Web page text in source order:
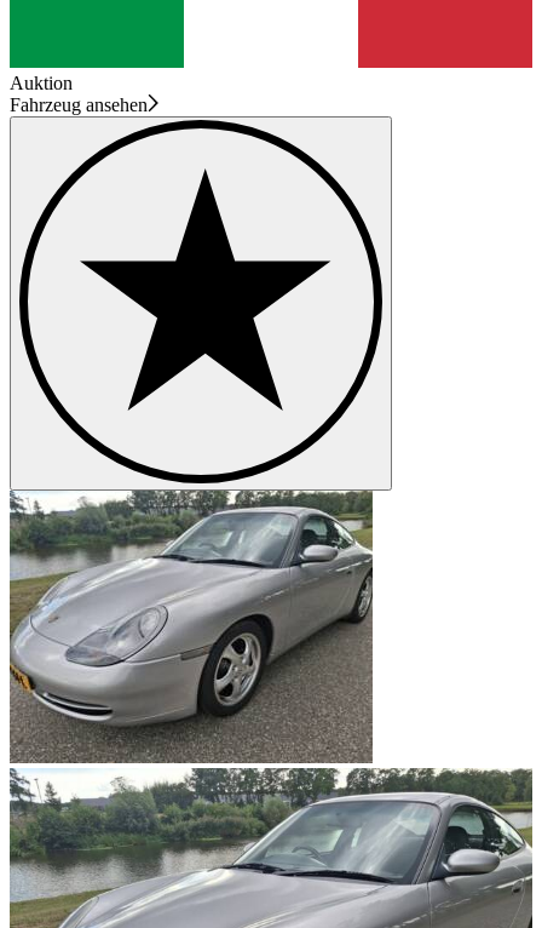
Auktion
Fahrzeug ansehen